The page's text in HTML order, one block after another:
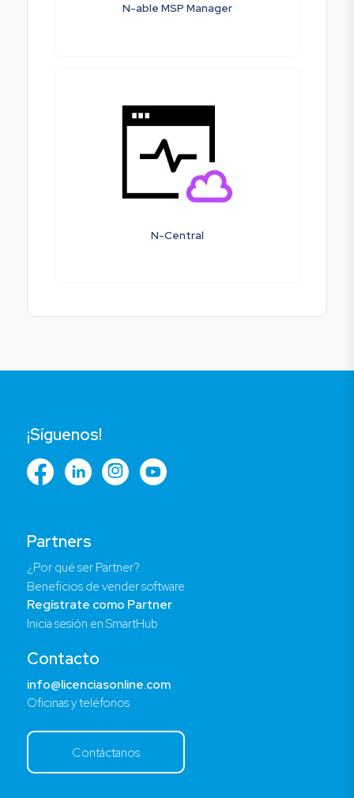
N-able MSP Manager
N-Central
Partners
¿Por qué ser Partner?
Beneficios de vender software
Regístrate como Partner
Inicia sesión en SmartHub
Contacto
info@licenciasonline.com
Oficinas y teléfonos
Contáctanos
¡Síguenos!